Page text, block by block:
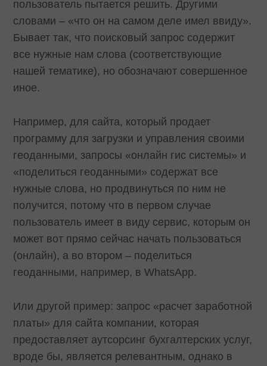
пользователь пытается решить. Другими
словами – «что он на самом деле имел ввиду».
Бывает так, что поисковый запрос содержит
все нужные нам слова (соответствующие
нашей тематике), но обозначают совершенное
иное.
Например, для сайта, который продает
программу для загрузки и управления своими
геоданными, запросы «онлайн гис системы» и
«поделиться геоданными» содержат все
нужные слова, но продвинуться по ним не
получится, потому что в первом случае
пользователь имеет в виду сервис, которым он
может вот прямо сейчас начать пользоваться
(онлайн), а во втором – поделиться
геоданными, например, в WhatsApp.
Или другой пример: запрос «расчет заработной
платы» для сайта компании, которая
предоставляет аутсорсинг бухгалтерских услуг,
вроде бы, является релевантным, однако в